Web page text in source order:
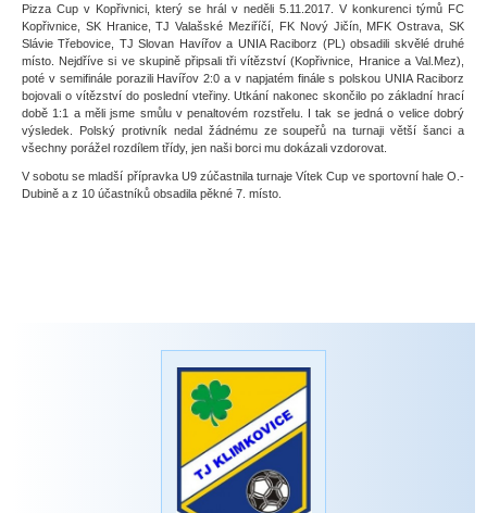
Pizza Cup v Kopřivnici, který se hrál v neděli 5.11.2017. V konkurenci týmů FC
Kopřivnice, SK Hranice, TJ Valašské Meziříčí, FK Nový Jičín, MFK Ostrava, SK
Slávie Třebovice, TJ Slovan Havířov a UNIA Raciborz (PL) obsadili skvělé druhé
místo. Nejdříve si ve skupině připsali tři vítězství (Kopřivnice, Hranice a Val.Mez),
poté v semifinále porazili Havířov 2:0 a v napjatém finále s polskou UNIA Raciborz
bojovali o vítězství do poslední vteřiny. Utkání nakonec skončilo po základní hrací
době 1:1 a měli jsme smůlu v penaltovém rozstřelu. I tak se jedná o velice dobrý
výsledek. Polský protivník nedal žádnému ze soupeřů na turnaji větší šanci a
všechny porážel rozdílem třídy, jen naši borci mu dokázali vzdorovat.
V sobotu se mladší přípravka U9 zúčastnila turnaje Vítek Cup ve sportovní hale O.-
Dubině a z 10 účastníků obsadila pěkné 7. místo.